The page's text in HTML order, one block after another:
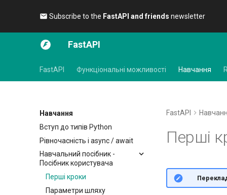
Subscribe to the FastAPI and friends newsletter 🎉
FastAPI
FastAPI Функціональні можливості Навчання
Навчання
Вступ до типів Python
Рівночасність і async / await
Навчальний посібник -
Посібник користувача
Перші кроки
Параметри шляху
FastAPI
Перші
🌐